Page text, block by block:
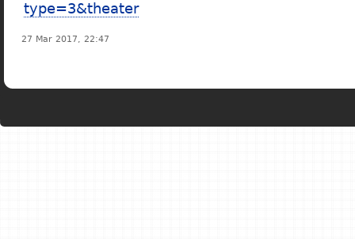
type=3&theater
27 Mar 2017, 22:47